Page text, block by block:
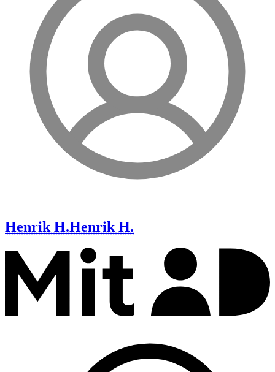
Henrik H.Henrik H.